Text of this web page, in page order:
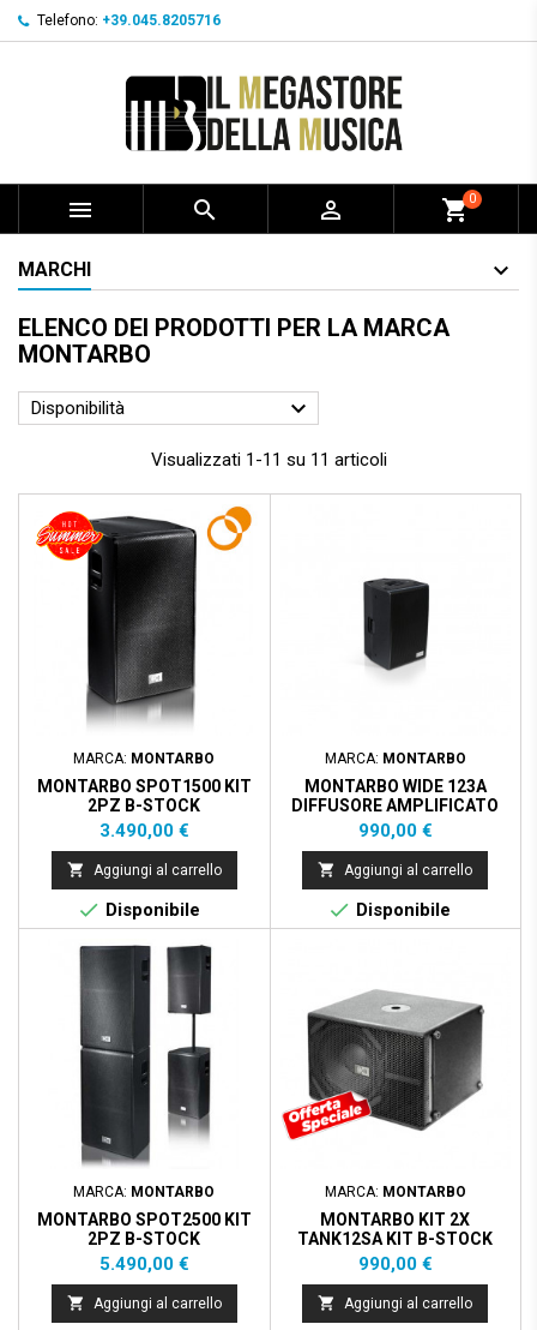
Telefono: +39.045.8205716
   shopping_cart0
MARCHI
ELENCO DEI PRODOTTI PER LA MARCA
MONTARBO
Disponibilità 
Visualizzati 1-11 su 11 articoli
MARCA: MONTARBO
MONTARBO SPOT1500 KIT
2PZ B-STOCK
Prezzo
3.490,00 €
 Aggiungi al carrello
 Disponibile
MARCA: MONTARBO
MONTARBO WIDE 123A
DIFFUSORE AMPLIFICATO
650W 1X12"
Prezzo
990,00 €
 Aggiungi al carrello
 Disponibile
MARCA: MONTARBO
MONTARBO SPOT2500 KIT
2PZ B-STOCK
Prezzo
5.490,00 €
 Aggiungi al carrello
MARCA: MONTARBO
MONTARBO KIT 2X
TANK12SA KIT B-STOCK
Prezzo
990,00 €
 Aggiungi al carrello